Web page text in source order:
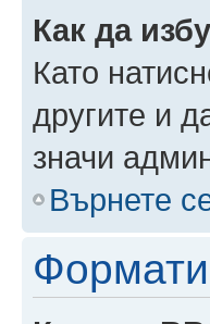
Как да
Като
другите и
значи
Върнете